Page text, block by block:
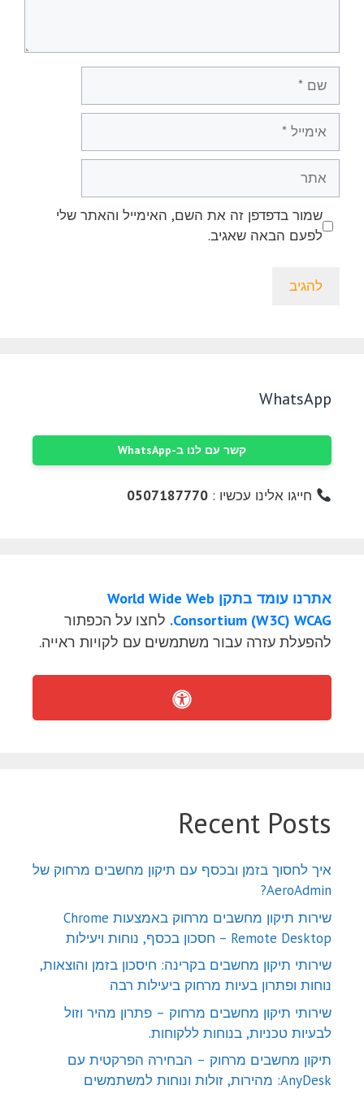
שמור בדפדפן זה את השם, האימייל והאתר שלי
לפעם הבאה שאגיב.
WhatsApp
קשר עם לנו ב-WhatsApp
חייגו אלינו עכשיו :0507187770
אתרנו עומד בתקן World Wide Web
Consortium (W3C) WCAG. לחצו על הכפתור
להפעלת עזרה עבור משתמשים עם לקויות ראייה.
Recent Posts
איך לחסוך בזמן ובכסף עם תיקון מחשבים מרחוק של
AeroAdmin?
שירות תיקון מחשבים מרחוק באמצעות Chrome
Remote Desktop – חסכון בכסף, נוחות ויעילות
שירותי תיקון מחשבים בקרינה: חיסכון בזמן והוצאות,
נוחות ופתרון בעיות מרחוק ביעילות רבה
שירותי תיקון מחשבים מרחוק – פתרון מהיר וזול
לבעיות טכניות, בנוחות ללקוחות.
תיקון מחשבים מרחוק – הבחירה הפרקטית עם
AnyDesk: מהירות, זולות ונוחות למשתמשים